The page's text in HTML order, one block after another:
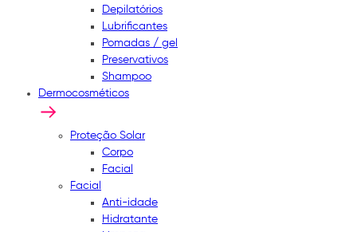
Depilatórios
Lubrificantes
Pomadas / gel
Preservativos
Shampoo
Dermocosméticos
Proteção Solar
Corpo
Facial
Facial
Anti-idade
Hidratante